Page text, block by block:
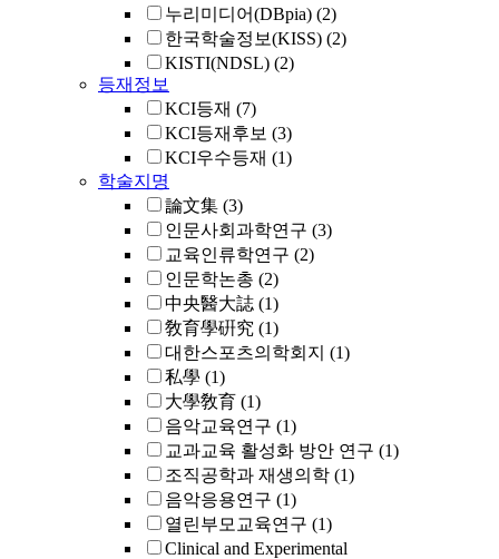
누리미디어(DBpia) (2)
한국학술정보(KISS) (2)
KISTI(NDSL) (2)
등재정보
KCI등재 (7)
KCI등재후보 (3)
KCI우수등재 (1)
학술지명
論文集 (3)
인문사회과학연구 (3)
교육인류학연구 (2)
인문학논총 (2)
中央醫大誌 (1)
敎育學硏究 (1)
대한스포츠의학회지 (1)
私學 (1)
大學敎育 (1)
음악교육연구 (1)
교과교육 활성화 방안 연구 (1)
조직공학과 재생의학 (1)
음악응용연구 (1)
열린부모교육연구 (1)
Clinical and Experimental